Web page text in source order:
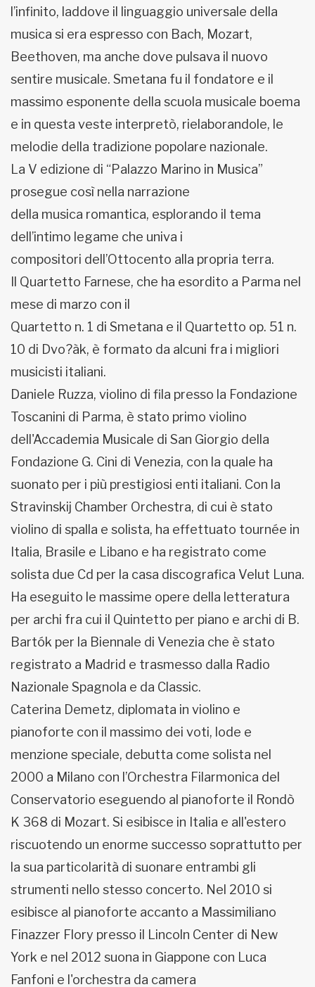
l’infinito, laddove il linguaggio universale della
musica si era espresso con Bach, Mozart,
Beethoven, ma anche dove pulsava il nuovo
sentire musicale. Smetana fu il fondatore e il
massimo esponente della scuola musicale boema
e in questa veste interpretò, rielaborandole, le
melodie della tradizione popolare nazionale.
La V edizione di “Palazzo Marino in Musica”
prosegue così nella narrazione
della musica romantica, esplorando il tema
dell’intimo legame che univa i
compositori dell’Ottocento alla propria terra.
Il Quartetto Farnese, che ha esordito a Parma nel
mese di marzo con il
Quartetto n. 1 di Smetana e il Quartetto op. 51 n.
10 di Dvo?àk, è formato da alcuni fra i migliori
musicisti italiani.
Daniele Ruzza, violino di fila presso la Fondazione
Toscanini di Parma, è stato primo violino
dell'Accademia Musicale di San Giorgio della
Fondazione G. Cini di Venezia, con la quale ha
suonato per i più prestigiosi enti italiani. Con la
Stravinskij Chamber Orchestra, di cui è stato
violino di spalla e solista, ha effettuato tournée in
Italia, Brasile e Libano e ha registrato come
solista due Cd per la casa discografica Velut Luna.
Ha eseguito le massime opere della letteratura
per archi fra cui il Quintetto per piano e archi di B.
Bartók per la Biennale di Venezia che è stato
registrato a Madrid e trasmesso dalla Radio
Nazionale Spagnola e da Classic.
Caterina Demetz, diplomata in violino e
pianoforte con il massimo dei voti, lode e
menzione speciale, debutta come solista nel
2000 a Milano con l’Orchestra Filarmonica del
Conservatorio eseguendo al pianoforte il Rondò
K 368 di Mozart. Si esibisce in Italia e all'estero
riscuotendo un enorme successo soprattutto per
la sua particolarità di suonare entrambi gli
strumenti nello stesso concerto. Nel 2010 si
esibisce al pianoforte accanto a Massimiliano
Finazzer Flory presso il Lincoln Center di New
York e nel 2012 suona in Giappone con Luca
Fanfoni e l'orchestra da camera